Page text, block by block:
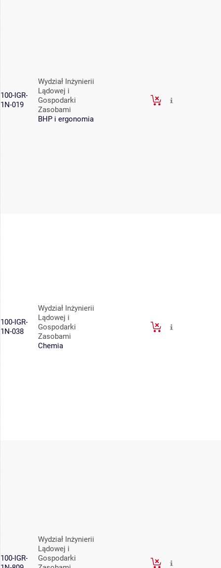
100-IGR-
1N-019
Wydział Inżynierii
Lądowej i
Gospodarki
Zasobami
BHP i ergonomia
100-IGR-
1N-038
Wydział Inżynierii
Lądowej i
Gospodarki
Zasobami
Chemia
100-IGR-
Wydział Inżynierii
Lądowej i
Gospodarki